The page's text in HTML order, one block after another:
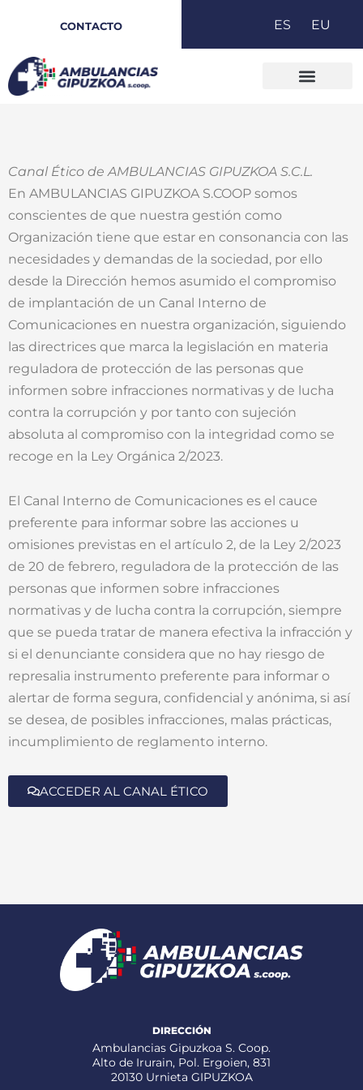
contenido
CONTACTO ES EU
Canal Ético de AMBULANCIAS GIPUZKOA S.C.L.
En AMBULANCIAS GIPUZKOA S.COOP somos
conscientes de que nuestra gestión como
Organización tiene que estar en consonancia con las
necesidades y demandas de la sociedad, por ello
desde la Dirección hemos asumido el compromiso
de implantación de un Canal Interno de
Comunicaciones en nuestra organización, siguiendo
las directrices que marca la legislación en materia
reguladora de protección de las personas que
informen sobre infracciones normativas y de lucha
contra la corrupción y por tanto con sujeción
absoluta al compromiso con la integridad como se
recoge en la Ley Orgánica 2/2023.
El Canal Interno de Comunicaciones es el cauce
preferente para informar sobre las acciones u
omisiones previstas en el artículo 2, de la Ley 2/2023
de 20 de febrero, reguladora de la protección de las
personas que informen sobre infracciones
normativas y de lucha contra la corrupción, siempre
que se pueda tratar de manera efectiva la infracción y
si el denunciante considera que no hay riesgo de
represalia instrumento preferente para informar o
alertar de forma segura, confidencial y anónima, si así
se desea, de posibles infracciones, malas prácticas,
incumplimiento de reglamento interno.
ACCEDER AL CANAL ÉTICO
DIRECCIÓN
Ambulancias Gipuzkoa S. Coop.
Alto de Irurain, Pol. Ergoien, 831
20130 Urnieta GIPUZKOA